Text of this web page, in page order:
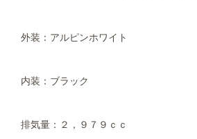
外装：アルピンホワイト
内装：ブラック
排気量：２，９７９ｃｃ